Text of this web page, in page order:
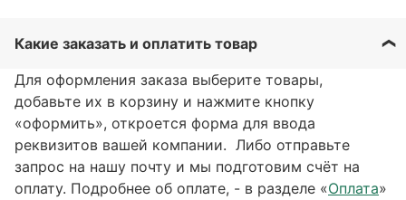
Какие заказать и оплатить товар
Для оформления заказа выберите товары,
добавьте их в корзину и нажмите кнопку
«оформить», откроется форма для ввода
реквизитов вашей компании. Либо отправьте
запрос на нашу почту и мы подготовим счёт на
оплату. Подробнее об оплате, - в разделе «Оплата»